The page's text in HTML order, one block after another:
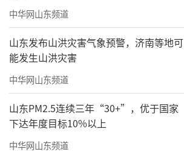
中华网山东频道
山东发布山洪灾害气象预警，济南等地可
能发生山洪灾害
中华网山东频道
山东PM2.5连续三年“30+”，优于国家
下达年度目标10%以上
中华网山东频道